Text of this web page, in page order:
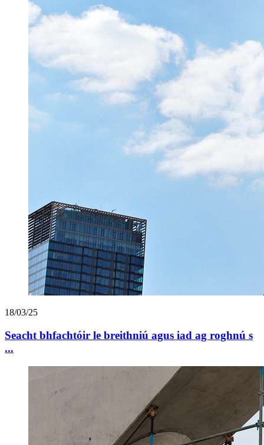
18/03/25
Seacht bhfachtóir le breithniú agus iad ag roghnú s
...